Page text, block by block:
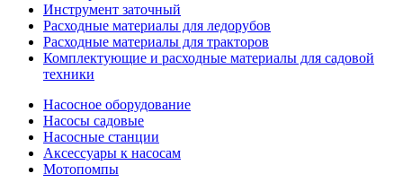
Инструмент заточный
Расходные материалы для ледорубов
Расходные материалы для тракторов
Комплектующие и расходные материалы для садовой
техники
Насосное оборудование
Насосы садовые
Насосные станции
Аксессуары к насосам
Мотопомпы